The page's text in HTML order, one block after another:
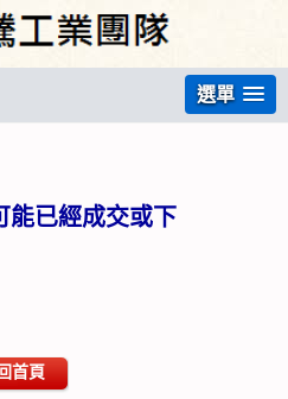
選單
能已經成交或下
首頁